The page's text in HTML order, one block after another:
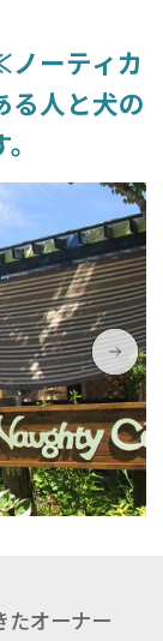
ーティカ
人と犬の
たオーナー